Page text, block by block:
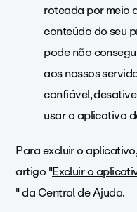
roteada por meio
conteúdo do seu
pode não
aos nossos
confiável,
usar o aplicativo
Para excluir o
artigo "Excluir o
" da Central de Ajuda.